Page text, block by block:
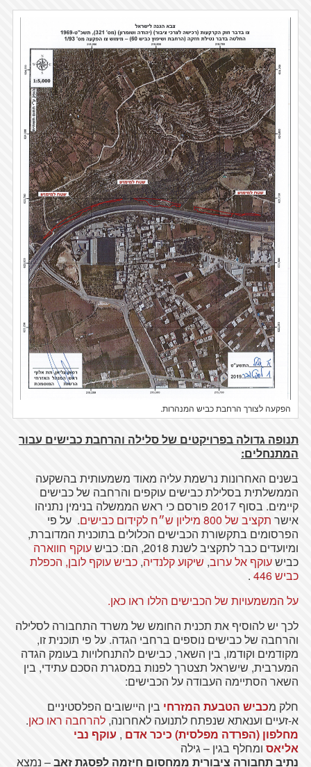
הפקעה לצורך הרחבת כביש המנהרות.
תנופה גדולה בפרויקטים של סלילה והרחבת כבישים עבור
המתנחלים:
בשנים האחרונות נרשמת עליה מאוד משמעותית בהשקעה
הממשלתית בסלילת כבישים עוקפים והרחבה של כבישים
קיימים. בסוף 2017 פורסם כי ראש הממשלה בנימין נתניהו
אישר תקציב של 800 מיליון ש״ח לקידום כבישים
. על פי
הפרסומים בתקשורת הכבישים הכלולים בתוכנית המדוברת,
ומיועדים כבר לתקציב לשנת 2018, הם: כביש
עוקף חווארה
כבישעוקף אל ערוב, שיקוע קלנדיה, כביש עוקף לובן, הכפלת
כביש 446
.
על המשמעויות של הכבישים הללו ראו כאן.
לכך יש להוסיף את תכנית החומש של משרד התחבורה לסלילה
והרחבה של כבישים נוספים ברחבי הגדה. על פי תוכנית זו,
מקודמים וקודמו, בין השאר, כבישים להתנחלויות בעומק הגדה
המערבית, שישראל תצטרך לפנות במסגרת הסכם עתידי, בין
השאר הסתיימה העבודה על הכבישים:
חלק מכביש הטבעת המזרחי בין היישובים הפלסטיניים
א-זעיים וענאתא שנפתח לתנועה לאחרונה, להרחבה ראו כאן.
מחלפון (הפרדה מפלסית) כיכר אדם , עוקף נבי
אליאסומחלף בגין – גילה
נתיב תחבורה ציבורית ממחסום חיזמה לפסגת זאב– נמצא